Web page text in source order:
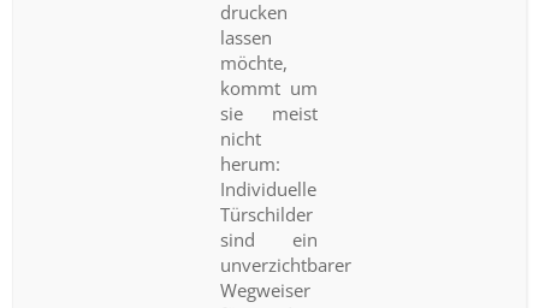
drucken
lassen
möchte,
kommt um
sie meist
nicht
herum:
Individuelle
Türschilder
sind ein
unverzichtbarer
Wegweiser